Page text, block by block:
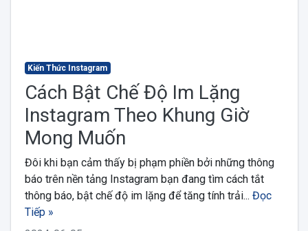
Kiến Thức Instagram
Cách Bật Chế Độ Im Lặng
Instagram Theo Khung Giờ
Mong Muốn
Đôi khi bạn cảm thấy bị phạm phiền bởi những thông
báo trên nền tảng Instagram bạn đang tìm cách tắt
thông báo, bật chế độ im lặng để tăng tính trải... Đọc
Tiếp »